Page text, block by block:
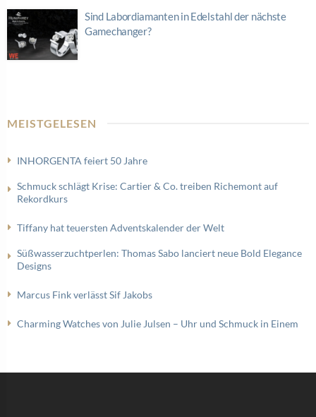
Sind Labordiamanten in Edelstahl der nächste
Gamechanger?
MEISTGELESEN
INHORGENTA feiert 50 Jahre
Schmuck schlägt Krise: Cartier & Co. treiben Richemont auf
Rekordkurs
Tiffany hat teuersten Adventskalender der Welt
Süßwasserzuchtperlen: Thomas Sabo lanciert neue Bold Elegance
Designs
Marcus Fink verlässt Sif Jakobs
Charming Watches von Julie Julsen – Uhr und Schmuck in Einem